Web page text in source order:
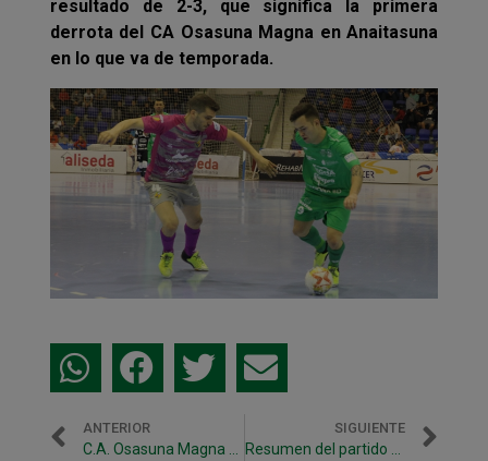
resultado de 2-3, que significa la primera
derrota del CA Osasuna Magna en Anaitasuna
en lo que va de temporada.
ANTERIOR SIGUIENTE